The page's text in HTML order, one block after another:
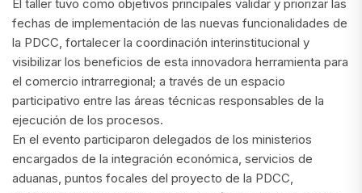
El taller tuvo como objetivos principales validar y priorizar las
fechas de implementación de las nuevas funcionalidades de
la PDCC, fortalecer la coordinación interinstitucional y
visibilizar los beneficios de esta innovadora herramienta para
el comercio intrarregional; a través de un espacio
participativo entre las áreas técnicas responsables de la
ejecución de los procesos.
En el evento participaron delegados de los ministerios
encargados de la integración económica, servicios de
aduanas, puntos focales del proyecto de la PDCC,